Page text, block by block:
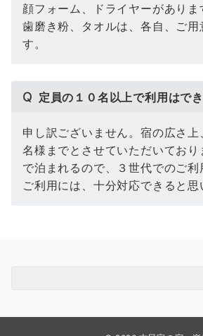
顔フォーム、ドライヤーがありま
歯磨き粉、タオルは、各自、ご用
す。
Q 定員の１０名以上で利用はで
申し訳ございません。宿の広さ上
名様までとさせていただいており
で泊まれるので、３世代でのご
ご利用には、十分対応できると思